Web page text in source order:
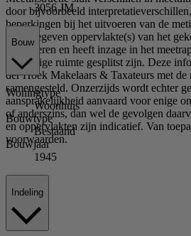
door bijvoorbeeld
beperkingen bij het uitvoeren van de
de opgegeven oppervlakte(s) van het
controleren en heeft inzage in het
en overige ruimte gesplitst zijn. Deze
der Hoek Makelaars & Taxateurs met
samengesteld. Onzerzijds wordt echter
aansprakelijkheid aanvaard voor enige
of anderszins, dan wel de gevolgen
en oppervlakten zijn indicatief. Van
voorwaarden.
3056 JM
Bouw
Woningtype
Woonhuis
Bouwtype
Bestaand
Bouwjaar
1945
Indeling